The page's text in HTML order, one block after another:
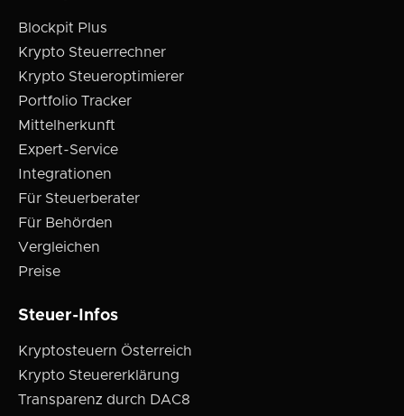
Blockpit Plus
Krypto Steuerrechner
Krypto Steueroptimierer
Portfolio Tracker
Mittelherkunft
Expert-Service
Integrationen
Für Steuerberater
Für Behörden
Vergleichen
Preise
Steuer-Infos
Kryptosteuern Österreich
Krypto Steuererklärung
Transparenz durch DAC8